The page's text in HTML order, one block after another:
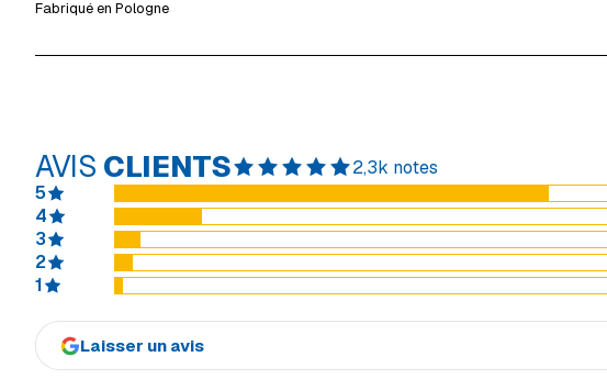
Fabriqué en Pologne
AVIS CLIENTS
2,3k notes
5
4
3
2
1
Laisser un avis